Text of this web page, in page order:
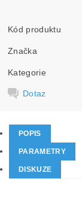
Kód produktu
Značka
Kategorie
Dotaz
POPIS
PARAMETRY
DISKUZE